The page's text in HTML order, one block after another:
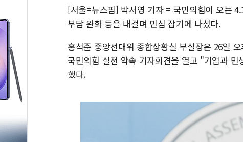
[서울=뉴스핌] 박서영 기자 = 국민의힘이 오는
부담 완화 등을 내걸며 민심 잡기에 나섰다.
홍석준 중앙선대위 종합상황실 부실장은 26일
국민의힘 실천 약속 기자회견을 열고 "기업과
했다.